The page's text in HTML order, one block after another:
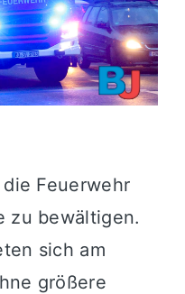
Feuerwehr
zu bewältigen.
sich am
größere